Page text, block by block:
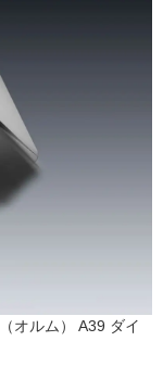
オルム） A39 ダイ